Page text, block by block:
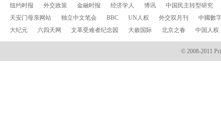
纽约时报 外交政策 金融时报 经济学人 博讯
中国民主转型研究
天安门母亲网站
独立中文笔会 BBC UN人权 外交双月刊
中國數
大纪元
六四天网 文革受难者纪念园 大赦国际 北京之春 中国人权
© 2008-2011